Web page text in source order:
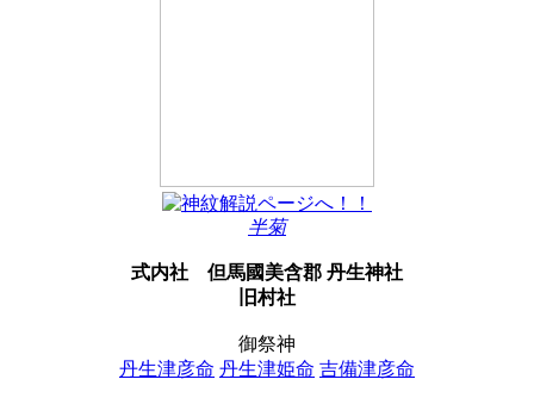
半菊
式内社
但馬國美含郡 丹生神社
旧村社
御祭神
丹生津彦命 丹生津姫命 吉備津彦命